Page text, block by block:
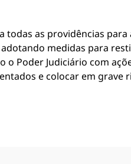
todas as providências
medidas para
Poder Judiciário com
e colocar em grave